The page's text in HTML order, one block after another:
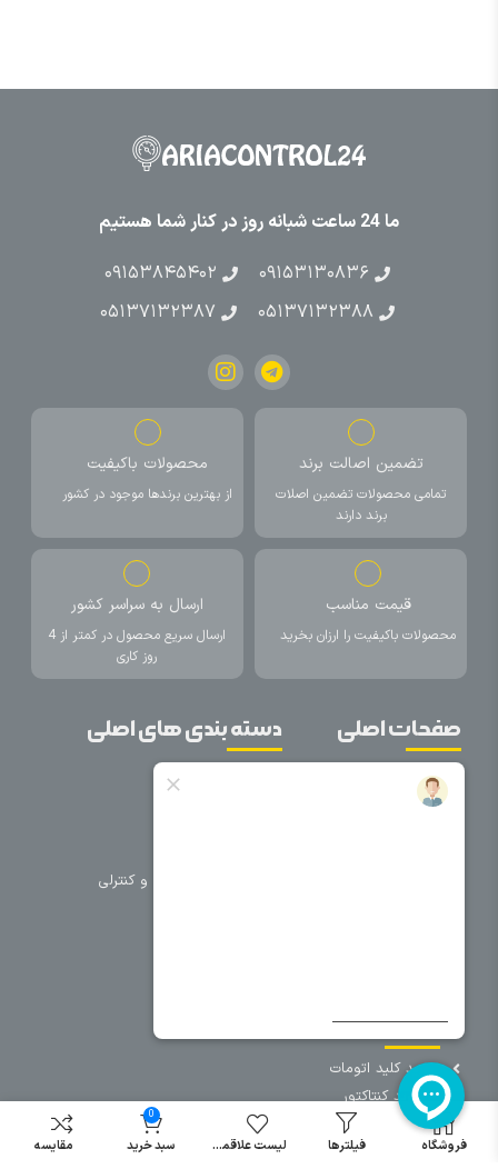
ما 24 ساعت شبانه روز در کنار شما هستیم
۰۹۱۵۳۱۳۰۸۳۶
۰۹۱۵۳۸۴۵۴۰۲
۰۵۱۳۷۱۳۲۳۸۸
۰۵۱۳۷۱۳۲۳۸۷
تضمین اصالت برند
تمامی محصولات تضمین اصلات
برند دارند
محصولات باکیفیت
از بهترین برندها موجود در کشور
قیمت مناسب
محصولات باکیفیت را ارزان بخرید
ارسال به سراسر کشور
ارسال سریع محصول در کمتر از 4
روز کاری
صفحات اصلی
خانه
دسته بندی های اصلی
تجهیزات حفاظتی و کنترلی
سایر دسته بندی ها
خرید کلید اتومات
خرید کنتاکتور
خرید فیوز
مینیاتوری
فروشگاه فیلترها لیست علاقمندی
0
سبد خرید مقایسه